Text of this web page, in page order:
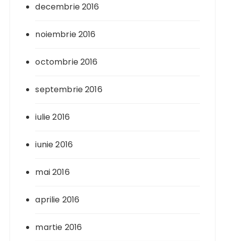
decembrie 2016
noiembrie 2016
octombrie 2016
septembrie 2016
iulie 2016
iunie 2016
mai 2016
aprilie 2016
martie 2016